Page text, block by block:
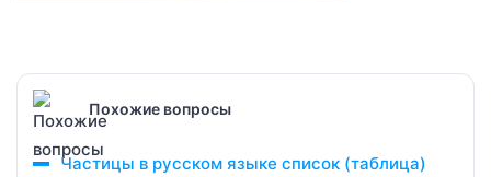
Похожие вопросы
Частицы в русском языке список (таблица)